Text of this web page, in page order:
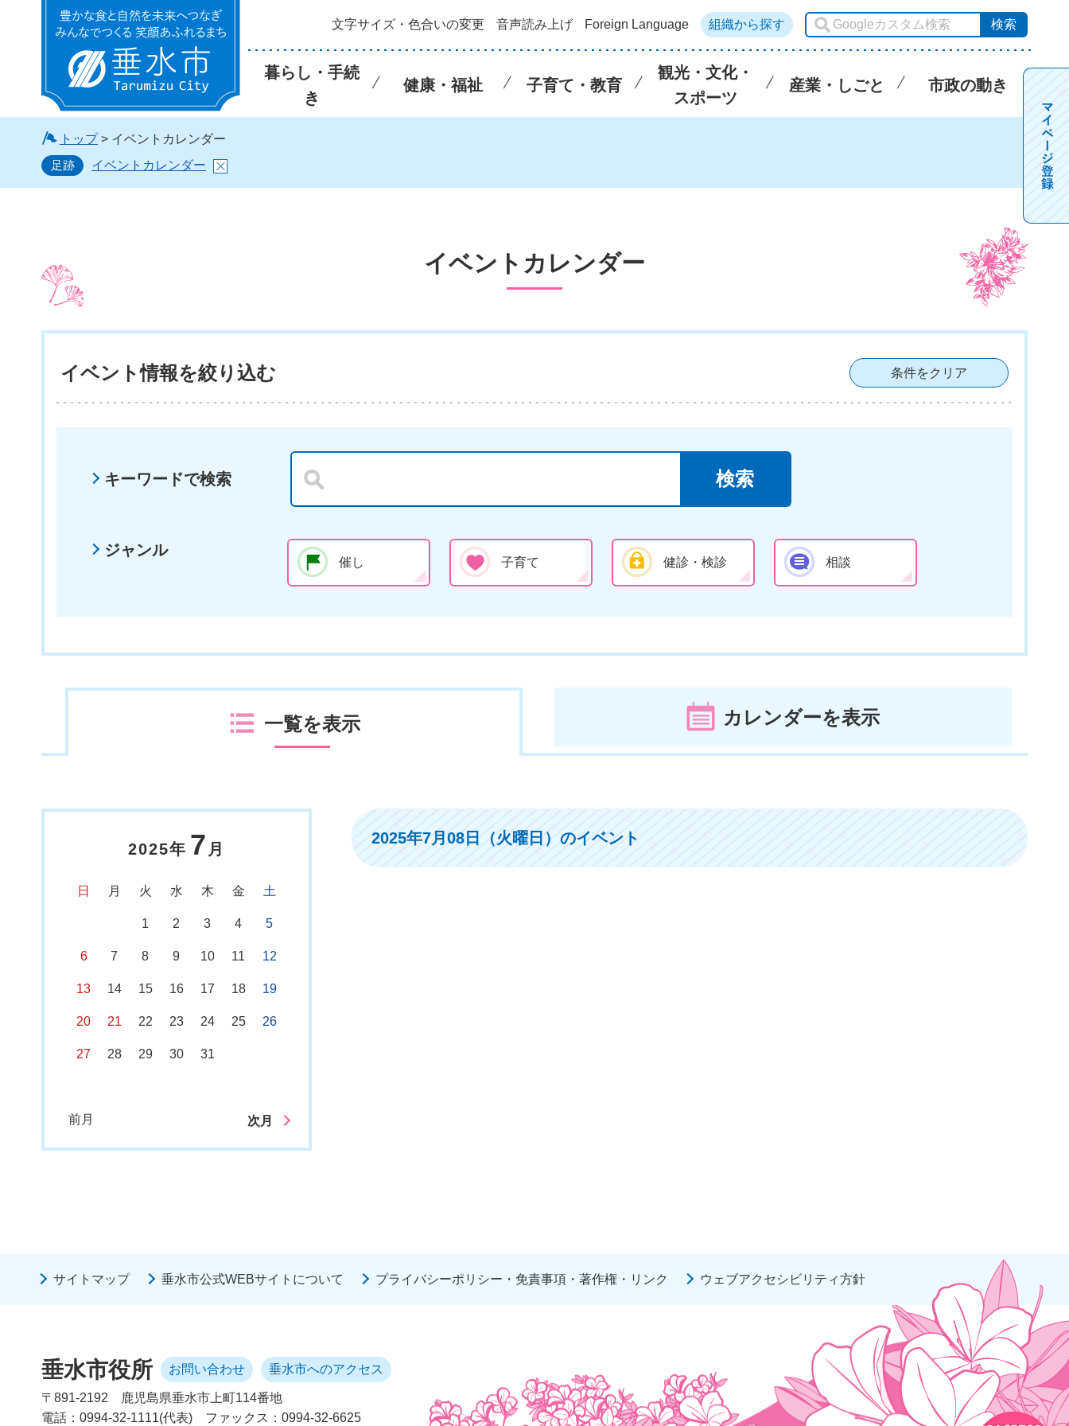
垂水市 文字サイズ・色合いの変更 音声読み上げ Foreign Language 組織から探す
暮らし・手続
き
健康・福祉 子育て・教育
観光・文化・
スポーツ
産業・しごと 市政の動き
トップ> イベントカレンダー
足跡
イベントカレンダー
イベントカレンダー
イベント情報を絞り込む 条件をクリア
キーワードで検索
ジャンル
催し 子育て 健診・検診 相談
一覧を表示 カレンダーを表示
2025年 7 月
日 月 火 水 木 金 土
1 2 3 4 5
6 7 8 9 10 11 12
13 14 15 16 17 18 19
20 21 22 23 24 25 26
27 28 29 30 31
前月 次月
2025年7月08日（火曜日）のイベント
サイトマップ 垂水市公式WEBサイトについて プライバシーポリシー・免責事項・著作権・リンク ウェブアクセシビリティ方針
垂水市役所 お問い合わせ 垂水市へのアクセス
〒891-2192
鹿児島県垂水市上町114番地
電話：0994-32-1111(代表)
ファックス：0994-32-6625